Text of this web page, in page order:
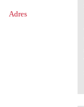
Adres